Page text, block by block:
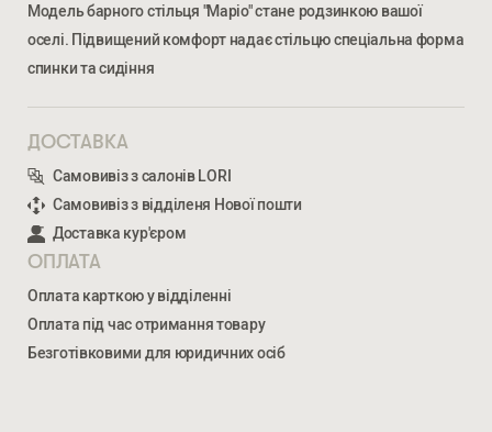
Модель барного стільця "Маріо" стане родзинкою вашої
оселі. Підвищений комфорт надає стільцю спеціальна форма
спинки та сидіння
ДОСТАВКА
Самовивіз з салонів LORI
Самовивіз з відділеня Нової пошти
Доставка кур'єром
ОПЛАТА
Оплата карткою у відділенні
Оплата під час отримання товару
Безготівковими для юридичних осіб
Ми відкриті для співпраці з компаніями, які займаються
облаштуванням житлової та комерційної нерухомості
ВВЕДІТЬ ВАШЕ ПРІЗВИЩЕ ТА ІМ’Я *
МАРІО БАРНИЙ